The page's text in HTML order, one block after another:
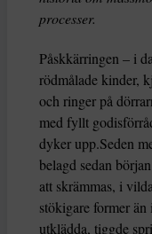
processer.
Påskkärringen – i
rödmålade kinder,
och ringer på
med fyllt
dyker upp.Seden
belagd sedan
att skrämmas, i
stökigare former
utklädda, tiggde